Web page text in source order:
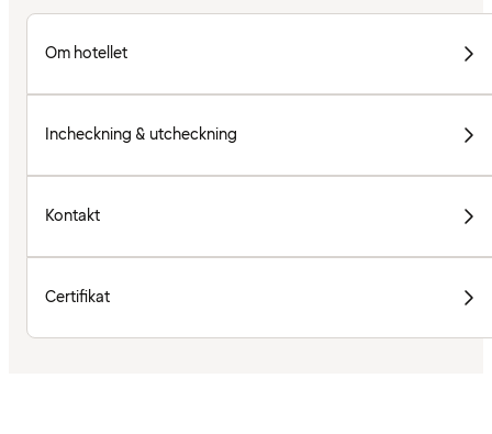
Om hotellet
Incheckning & utcheckning
Kontakt
Certifikat